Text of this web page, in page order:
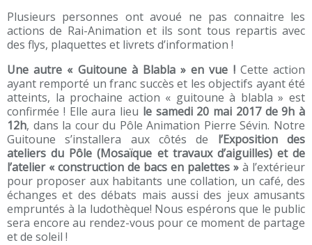
Plusieurs personnes ont avoué ne pas connaitre les
actions de Rai-Animation et ils sont tous repartis avec
des flys, plaquettes et livrets d’information !
Une autre « Guitoune à Blabla » en vue ! Cette action
ayant remporté un franc succès et les objectifs ayant été
atteints, la prochaine action « guitoune à blabla » est
confirmée ! Elle aura lieu le samedi 20 mai 2017 de 9h à
12h, dans la cour du Pôle Animation Pierre Sévin. Notre
Guitoune s’installera aux côtés de l’Exposition des
ateliers du Pôle (Mosaïque et travaux d’aiguilles) et de
l’atelier « construction de bacs en palettes » à l’extérieur
pour proposer aux habitants une collation, un café, des
échanges et des débats mais aussi des jeux amusants
empruntés à la ludothèque! Nous espérons que le public
sera encore au rendez-vous pour ce moment de partage
et de soleil !